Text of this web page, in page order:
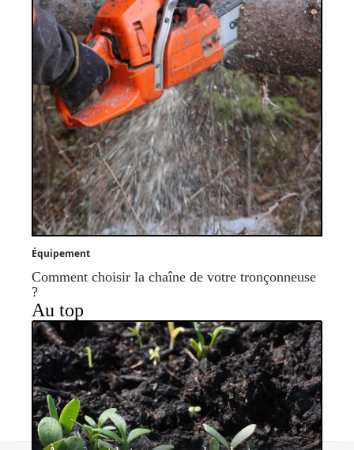
Équipement
Comment choisir la chaîne de votre tronçonneuse
?
Au top